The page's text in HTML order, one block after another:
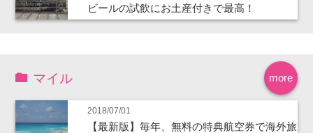
ビールの試飲にお土産付きで最高！
more
マイル
2018/07/01
【最新版】毎年、無料の特典航空券で海外旅